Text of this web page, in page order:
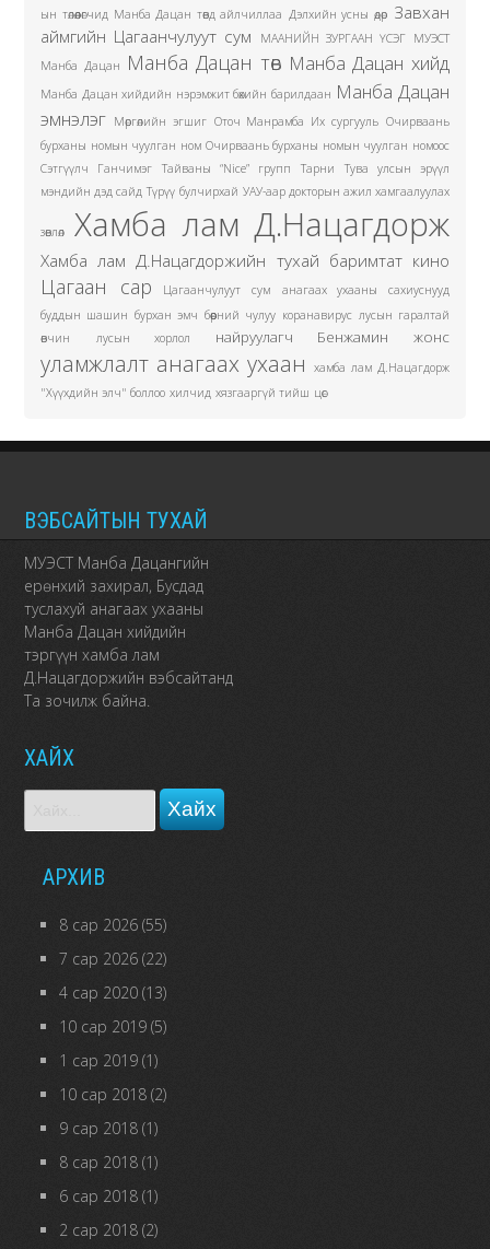
ын төлөөлөгчид Манба Дацан төвд айлчиллаа Дэлхийн усны өдөр Завхан
аймгийн Цагаанчулуут сум
МААНИЙН ЗУРГААН ҮСЭГ
МУЭСТ
Манба Дацан
Манба Дацан төв Манба Дацан хийд
Манба Дацан хийдийн нэрэмжит бөхийн барилдаан Манба Дацан
эмнэлэг Мөргөлийн эгшиг Оточ Манрамба Их сургууль Очирваань
бурханы номын чуулган ном Очирваань бурханы номын чуулган номоос
Сэтгүүлч Ганчимэг
Тайваны “Nice” групп Тарни
Тува улсын эрүүл
мэндийн дэд сайд Түрүү булчирхай УАУ-аар докторын ажил хамгаалуулах
зөвлөл Хамба лам Д.Нацагдорж
Хамба лам Д.Нацагдоржийн тухай баримтат кино
Цагаан сар Цагаанчулуут сум
анагаах ухааны сахиуснууд
буддын шашин бурхан эмч бөөрний чулуу коранавирус лусын гаралтай
өвчин
лусын хорлол найруулагч Бенжамин жонс
уламжлалт анагаах ухаан
хамба лам Д.Нацагдорж
"Хүүхдийн элч" боллоо хилчид хязгааргүй тийш цөс
ВЭБСАЙТЫН ТУХАЙ
МУЭСТ Манба Дацангийн
ерөнхий захирал, Бусдад
туслахуй анагаах ухааны
Манба Дацан хийдийн
тэргүүн хамба лам
Д.Нацагдоржийн вэбсайтанд
Та зочилж байна.
ХАЙХ
АРХИВ
8 сар 2026(55)
7 сар 2026(22)
4 сар 2020(13)
10 сар 2019(5)
1 сар 2019(1)
10 сар 2018(2)
9 сар 2018(1)
8 сар 2018(1)
6 сар 2018(1)
2 сар 2018(2)